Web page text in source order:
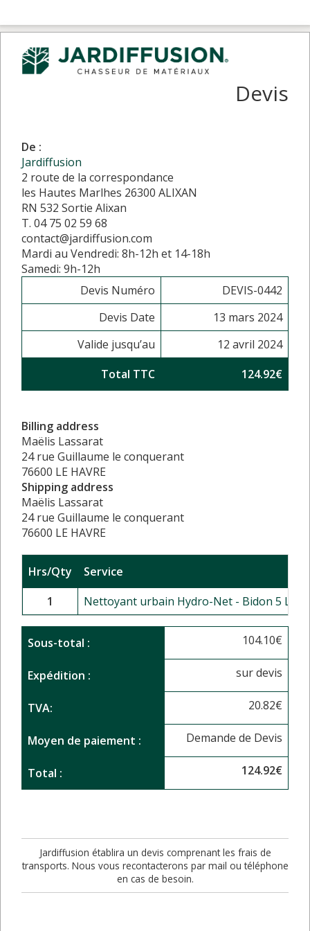
Devis
De :
Jardiffusion
2 route de la correspondance
les Hautes Marlhes 26300 ALIXAN
RN 532 Sortie Alixan
T. 04 75 02 59 68
contact@jardiffusion.com
Mardi au Vendredi: 8h-12h et 14-18h
Samedi: 9h-12h
Devis Numéro
DEVIS-0442
Devis Date
13 mars 2024
Valide jusqu’au
12 avril 2024
Total TTC
124.92€
Billing address
Maëlis Lassarat
24 rue Guillaume le conquerant
76600 LE HAVRE
Shipping address
Maëlis Lassarat
24 rue Guillaume le conquerant
76600 LE HAVRE
Hrs/Qty Service
1
Nettoyant urbain Hydro-Net - Bidon 5 L
Sous-total : 104.10€
Expédition : sur devis
TVA: 20.82€
Moyen de paiement : Demande de Devis
Total : 124.92€
Jardiffusion établira un devis comprenant les frais de
transports. Nous vous recontacterons par mail ou téléphone
en cas de besoin.